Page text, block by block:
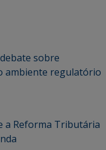
sobre
ambiente regulatório
a Reforma Tributária